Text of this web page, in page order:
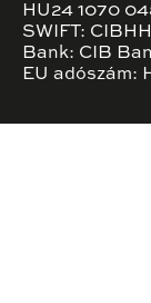
HU24 1070
SWIFT:
Bank: CIB
EU adószám: